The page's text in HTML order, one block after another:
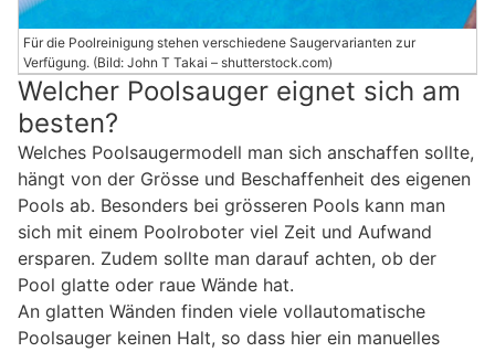
Für die Poolreinigung stehen verschiedene Saugervarianten zur
Verfügung. (Bild: John T Takai – shutterstock.com)
Welcher Poolsauger eignet sich am
besten?
Welches Poolsaugermodell man sich anschaffen sollte,
hängt von der Grösse und Beschaffenheit des eigenen
Pools ab. Besonders bei grösseren Pools kann man
sich mit einem Poolroboter viel Zeit und Aufwand
ersparen. Zudem sollte man darauf achten, ob der
Pool glatte oder raue Wände hat.
An glatten Wänden finden viele vollautomatische
Poolsauger keinen Halt, so dass hier ein manuelles